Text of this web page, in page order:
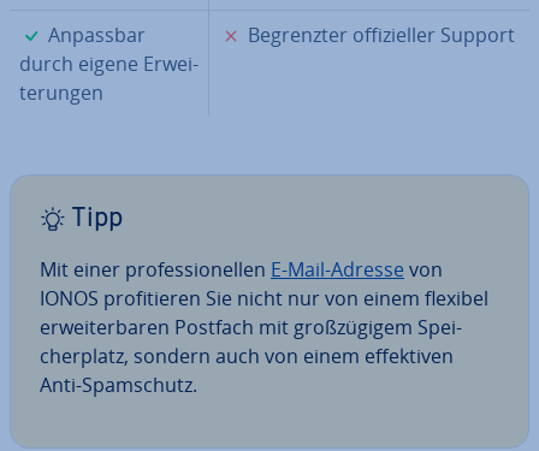
✓
Anpassbar
durch eigene Er­wei­
te­run­gen
✗
Be­grenz­ter of­fi­zi­el­ler Support
Tipp
Mit einer pro­fes­sio­nel­len E-Mail-Adresse von
IONOS pro­fi­tie­ren Sie nicht nur von einem flexibel
er­wei­ter­ba­ren Postfach mit groß­zü­gi­gem Spei­
cher­platz, sondern auch von einem ef­fek­ti­ven
Anti-Spam­schutz.